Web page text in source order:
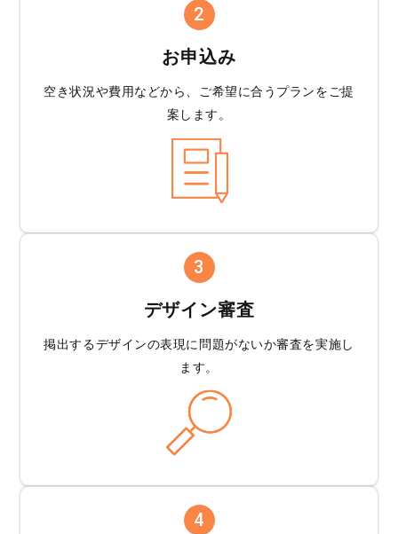
2
お申込み
空き状況や費用などから、 ご希望に合うプランを ご提
案します。
3
デザイン審査
掲出するデザインの表現に問題がないか審査を実施し
ます。
4